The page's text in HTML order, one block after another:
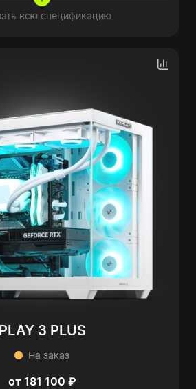
всю спецификацию
PLAY 3 PLUS
На заказ
от 181 100 ₽